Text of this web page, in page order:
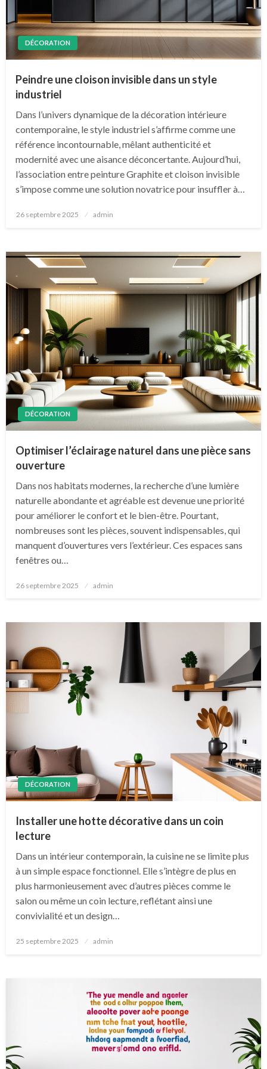
DÉCORATION
Peindre une cloison invisible dans un style
industriel
Dans l’univers dynamique de la décoration intérieure
contemporaine, le style industriel s’affirme comme une
référence incontournable, mêlant authenticité et
modernité avec une aisance déconcertante. Aujourd’hui,
l’association entre peinture Graphite et cloison invisible
s’impose comme une solution novatrice pour insuffler à…
Posted
26 septembre 2025 admin
DÉCORATION
Optimiser l’éclairage naturel dans une pièce sans
ouverture
Dans nos habitats modernes, la recherche d’une lumière
naturelle abondante et agréable est devenue une priorité
pour améliorer le confort et le bien-être. Pourtant,
nombreuses sont les pièces, souvent indispensables, qui
manquent d’ouvertures vers l’extérieur. Ces espaces sans
fenêtres ou…
Posted
26 septembre 2025 admin
DÉCORATION
Installer une hotte décorative dans un coin
lecture
Dans un intérieur contemporain, la cuisine ne se limite plus
à un simple espace fonctionnel. Elle s’intègre de plus en
plus harmonieusement avec d’autres pièces comme le
salon ou même un coin lecture, reflétant ainsi une
convivialité et un design…
Posted
25 septembre 2025 admin